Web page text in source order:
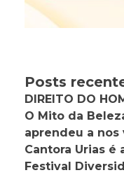
Posts
DIREITO DO
O Mito da
aprendeu a
Cantora Urias é
Festival